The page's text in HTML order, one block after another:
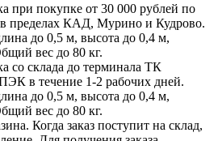
при покупке от 30 000 рублей по
пределах КАД, Мурино и Кудрово.
до 0,5 м, высота до 0,4 м,
вес до 80 кг.
со склада до терминала ТК
в течение 1-2 рабочих дней.
до 0,5 м, высота до 0,4 м,
вес до 80 кг.
Когда заказ поступит на склад,